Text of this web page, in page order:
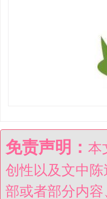
免责声明： 本
创性以及文中
部或者部分内